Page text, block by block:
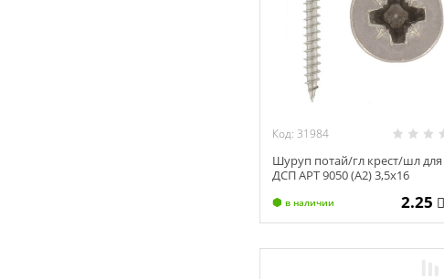
Код: 31984
Шуруп потай/гл крест/шл для
ДСП АРТ 9050 (А2) 3,5х16
в наличии 2.25